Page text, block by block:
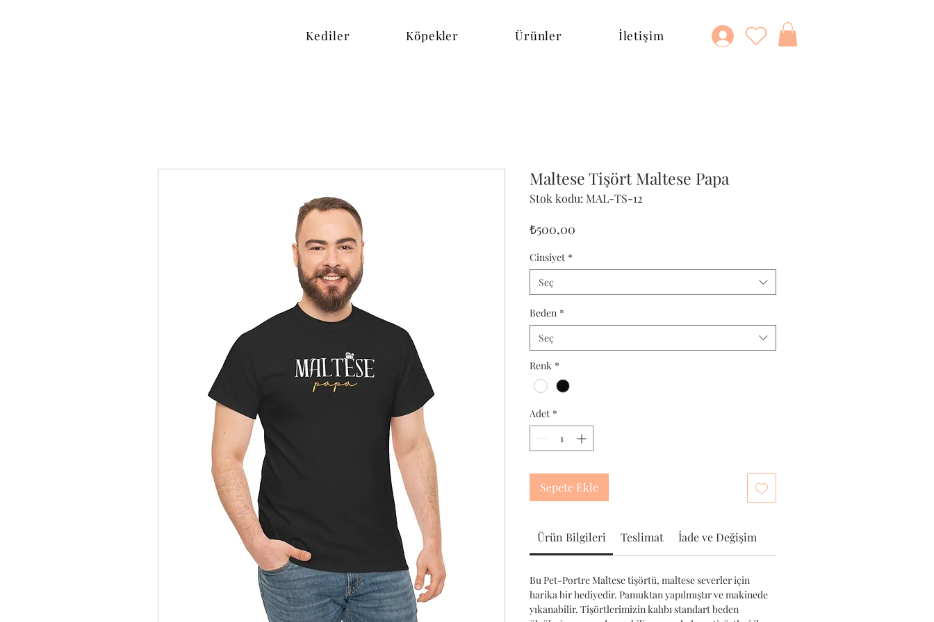
Kediler Köpekler Ürünler İletişim
Maltese Tişört Maltese Papa
Stok kodu: MAL-TS-12
₺500,00
Cinsiyet *
Seç
Beden *
Seç
Renk *
Adet *
Sepete Ekle
Ürün Bilgileri Teslimat İade ve Değişim
Bu Pet-Portre Maltese tişörtü, maltese severler için
harika bir hediyedir. Pamuktan yapılmıştır ve makinede
yıkanabilir. Tişörtlerimizin kalıbı standart beden